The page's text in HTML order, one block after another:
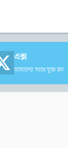
এক্স
আমাদের সাথে যুক্ত হন